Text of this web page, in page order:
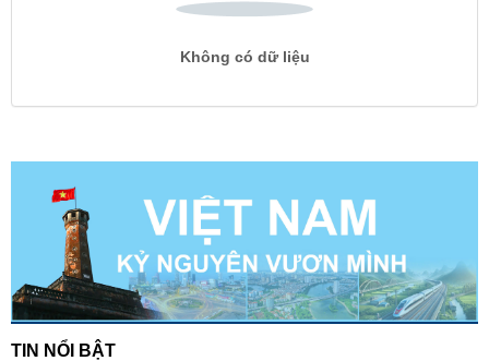
Không có dữ liệu
TIN NỔI BẬT